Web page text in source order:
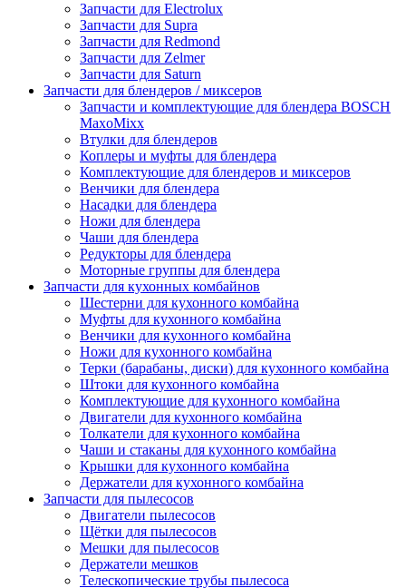
Запчасти для Electrolux
Запчасти для Supra
Запчасти для Redmond
Запчасти для Zelmer
Запчасти для Saturn
Запчасти для блендеров / миксеров
Запчасти и комплектующие для блендера BOSCH
MaxoMixx
Втулки для блендеров
Коплеры и муфты для блендера
Комплектующие для блендеров и миксеров
Венчики для блендера
Насадки для блендера
Ножи для блендера
Чаши для блендера
Редукторы для блендера
Моторные группы для блендера
Запчасти для кухонных комбайнов
Шестерни для кухонного комбайна
Муфты для кухонного комбайна
Венчики для кухонного комбайна
Ножи для кухонного комбайна
Терки (барабаны, диски) для кухонного комбайна
Штоки для кухонного комбайна
Комплектующие для кухонного комбайна
Двигатели для кухонного комбайна
Толкатели для кухонного комбайна
Чаши и стаканы для кухонного комбайна
Крышки для кухонного комбайна
Держатели для кухонного комбайна
Запчасти для пылесосов
Двигатели пылесосов
Щётки для пылесосов
Мешки для пылесосов
Держатели мешков
Телескопические трубы пылесоса